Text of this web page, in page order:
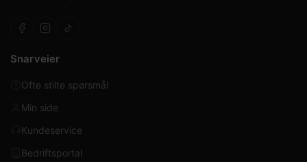
Snarveier
Ofte stilte spørsmål
Min side
Kundeservice
Bedriftsportal